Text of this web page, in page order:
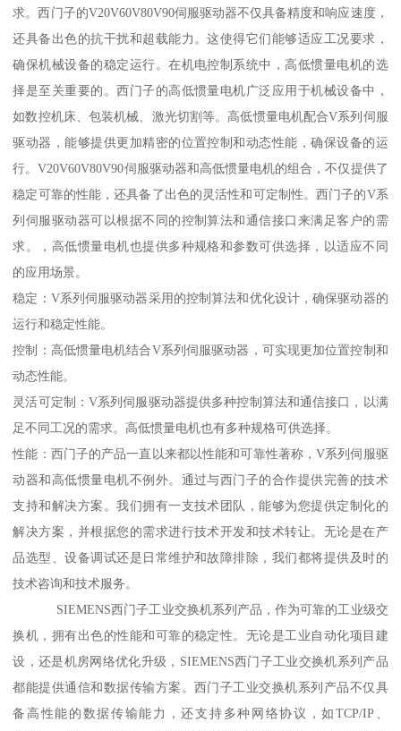
求。西门子的V20V60V80V90伺服驱动器不仅具备精度和响应速度，
还具备出色的抗干扰和超载能力。这使得它们能够适应工况要求，
确保机械设备的稳定运行。在机电控制系统中，高低惯量电机的选
择是至关重要的。西门子的高低惯量电机广泛应用于机械设备中，
如数控机床、包装机械、激光切割等。高低惯量电机配合V系列伺服
驱动器，能够提供更加精密的位置控制和动态性能，确保设备的运
行。V20V60V80V90伺服驱动器和高低惯量电机的组合，不仅提供了
稳定可靠的性能，还具备了出色的灵活性和可定制性。西门子的V系
列伺服驱动器可以根据不同的控制算法和通信接口来满足客户的需
求。，高低惯量电机也提供多种规格和参数可供选择，以适应不同
的应用场景。
稳定：V系列伺服驱动器采用的控制算法和优化设计，确保驱动器的
运行和稳定性能。
控制：高低惯量电机结合V系列伺服驱动器，可实现更加位置控制和
动态性能。
灵活可定制：V系列伺服驱动器提供多种控制算法和通信接口，以满
足不同工况的需求。高低惯量电机也有多种规格可供选择。
性能：西门子的产品一直以来都以性能和可靠性著称，V系列伺服驱
动器和高低惯量电机不例外。通过与西门子的合作提供完善的技术
支持和解决方案。我们拥有一支技术团队，能够为您提供定制化的
解决方案，并根据您的需求进行技术开发和技术转让。无论是在产
品选型、设备调试还是日常维护和故障排除，我们都将提供及时的
技术咨询和技术服务。
SIEMENS西门子工业交换机系列产品，作为可靠的工业级交
换机，拥有出色的性能和可靠的稳定性。无论是工业自动化项目建
设，还是机房网络优化升级，SIEMENS西门子工业交换机系列产品
都能提供通信和数据传输方案。西门子工业交换机系列产品不仅具
备高性能的数据传输能力，还支持多种网络协议，如TCP/IP、